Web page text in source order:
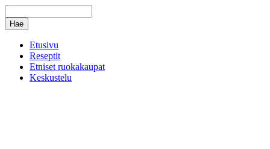
Etusivu
Reseptit
Etniset ruokakaupat
Keskustelu